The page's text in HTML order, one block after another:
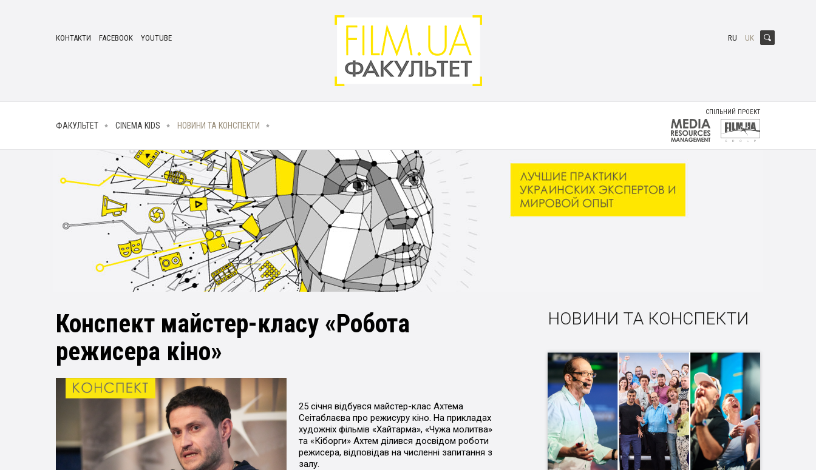
КОНТАКТИ FACEBOOK YOUTUBE RU UK
ФАКУЛЬТЕТ CINEMA KIDS НОВИНИ ТА КОНСПЕКТИ
СПІЛЬНИЙ ПРОЕКТ
Конспект майстер-класу «Робота
режисера кіно»
25 січня відбувся майстер-клас Ахтема
Сеітаблаєва про режисуру кіно. На прикладах
художніх фільмів «Хайтарма», «Чужа молитва»
та «Кіборги» Ахтем ділився досвідом роботи
режисера, відповідав на численні запитання з
залу.
НОВИНИ ТА КОНСПЕКТИ